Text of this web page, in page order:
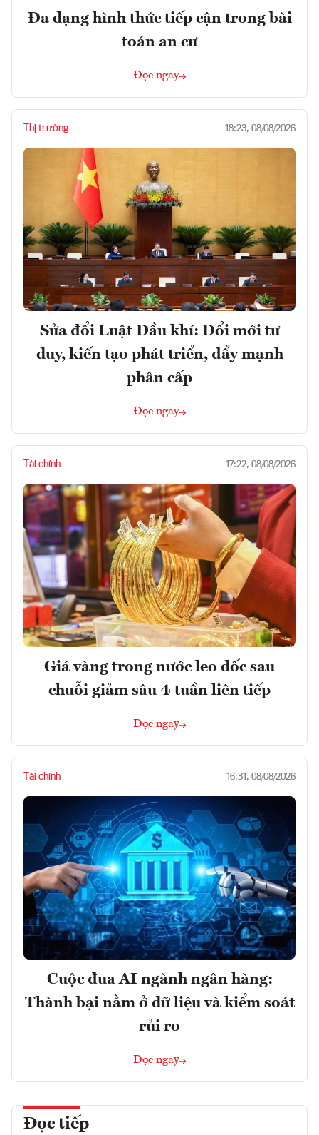
Đa dạng hình thức tiếp cận trong bài
toán an cư
Đọc ngay
Thị trường 18:23, 08/08/2026
Sửa đổi Luật Dầu khí: Đổi mới tư
duy, kiến tạo phát triển, đẩy mạnh
phân cấp
Đọc ngay
Tài chính 17:22, 08/08/2026
Giá vàng trong nước leo dốc sau
chuỗi giảm sâu 4 tuần liên tiếp
Đọc ngay
Tài chính 16:31, 08/08/2026
Cuộc đua AI ngành ngân hàng:
Thành bại nằm ở dữ liệu và kiểm soát
rủi ro
Đọc ngay
Đọc tiếp